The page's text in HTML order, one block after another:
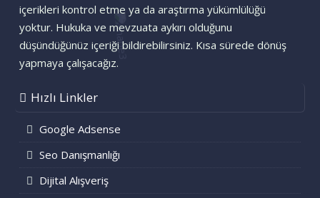
içerikleri kontrol etme ya da araştırma yükümlülüğü
yoktur. Hukuka ve mevzuata aykırı olduğunu
düşündüğünüz içeriği bildirebilirsiniz. Kısa sürede dönüş
yapmaya çalışacağız.
Hızlı Linkler
Google Adsense
Seo Danışmanlığı
Dijital Alışveriş